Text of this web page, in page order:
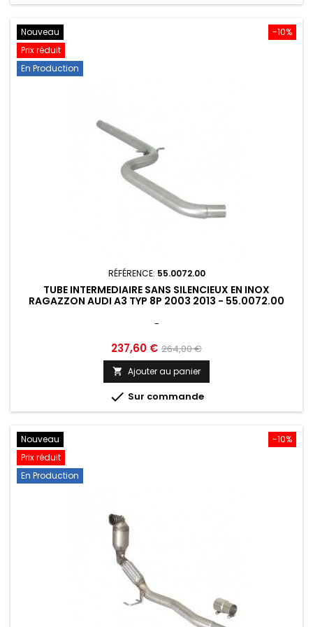
-10%
Nouveau
Prix réduit
En Production
RÉFÉRENCE: 55.0072.00
TUBE INTERMEDIAIRE SANS SILENCIEUX EN INOX
RAGAZZON AUDI A3 TYP 8P 2003 2013 - 55.0072.00
-
Prix
237,60 € Prix
de
base
264,00 €
 Ajouter au panier
 Sur commande
-10%
Nouveau
Prix réduit
En Production